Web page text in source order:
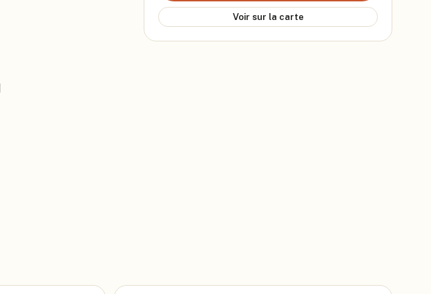
Voir sur la carte